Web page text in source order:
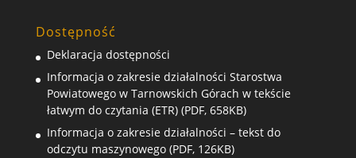
Dostępność
Deklaracja dostępności
Informacja o zakresie działalności Starostwa
Powiatowego w Tarnowskich Górach w tekście
łatwym do czytania (ETR) (PDF, 658KB)
Informacja o zakresie działalności – tekst do
odczytu maszynowego (PDF, 126KB)